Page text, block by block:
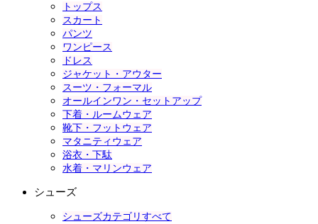
トップス
スカート
パンツ
ワンピース
ドレス
ジャケット・アウター
スーツ・フォーマル
オールインワン・セットアップ
下着・ルームウェア
靴下・フットウェア
マタニティウェア
浴衣・下駄
水着・マリンウェア
シューズ
シューズカテゴリすべて